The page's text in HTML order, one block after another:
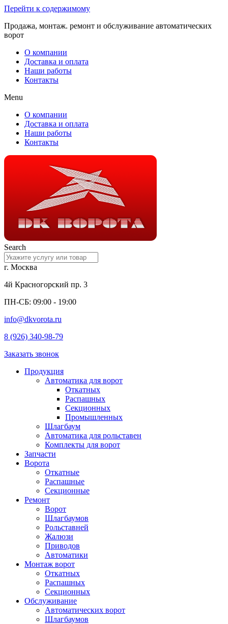
Перейти к содержимому
Продажа, монтаж. ремонт и обслуживание автоматических
ворот
О компании
Доставка и оплата
Наши работы
Контакты
Menu
О компании
Доставка и оплата
Наши работы
Контакты
Search
г. Москва
4й Красногорский пр. 3
ПН-СБ: 09:00 - 19:00
info@dkvorota.ru
8 (926) 340-98-79
Заказать звонок
Продукция
Автоматика для ворот
Откатных
Распашных
Секционных
Промышленных
Шлагбаум
Автоматика для рольставен
Комплекты для ворот
Запчасти
Ворота
Откатные
Распашные
Секционные
Ремонт
Ворот
Шлагбаумов
Рольставней
Жалюзи
Приводов
Автоматики
Монтаж ворот
Откатных
Распашных
Секционных
Обслуживание
Автоматических ворот
Шлагбаумов